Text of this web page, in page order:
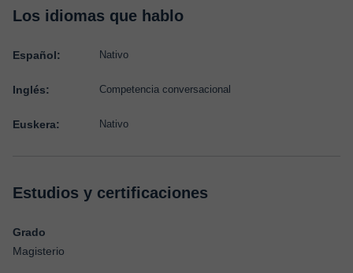
Los idiomas que hablo
Español: Nativo
Inglés: Competencia conversacional
Euskera: Nativo
Estudios y certificaciones
Grado
Magisterio